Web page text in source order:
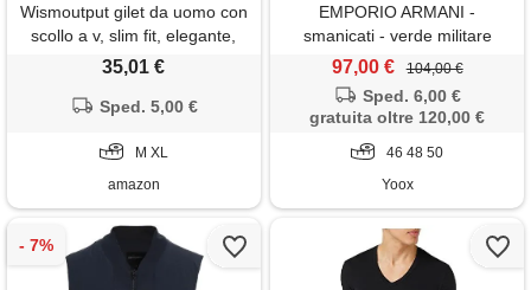
Wismoutput gilet da uomo con
scollo a v, slim fit, elegante,
con bottone, blazer formale e
posteriore, note musicali. , xl
35,01 €
Sped. 5,00 €
M XL
amazon
EMPORIO ARMANI -
smanicati - verde militare
97,00 € 104,00 €
Sped. 6,00 €
gratuita oltre 120,00 €
46 48 50
Yoox